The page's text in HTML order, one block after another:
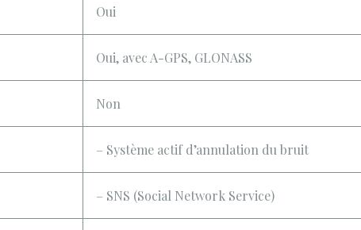
Oui
Oui, avec A-GPS, GLONASS
Non
– Système actif d’annulation du bruit
– SNS (Social Network Service)